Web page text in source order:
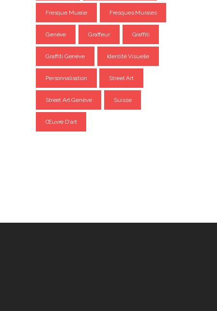
Fresque Murale Fresques Murales
Genève Graffeur Graffiti
Graffiti Genève Identité Visuelle
Personnalisation Street Art
Street Art Genève Suisse
Œuvre D'art